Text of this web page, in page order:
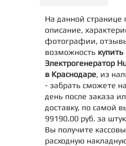
На данной странице
описание,
фотографии,
возможность купить
Электрогенератор
в Краснодаре, из
- забрать сможете
день после заказа
доставку, по самой
99190.00 руб. за
Вы получите
расходную